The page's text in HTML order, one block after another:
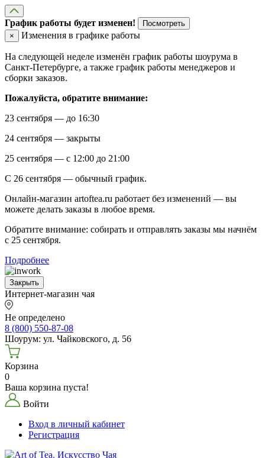
График работы будет изменен!
Посмотреть
×
Изменения в графике работы
На следующей неделе изменён график работы шоурума в
Санкт-Петербурге, а также график работы менеджеров и
сборки заказов.
Пожалуйста, обратите внимание:
23 сентября — до 16:30
24 сентября — закрыты
25 сентября — с 12:00 до 21:00
С 26 сентября — обычный график.
Онлайн-магазин artoftea.ru работает без изменений — вы
можете делать заказы в любое время.
Обратите внимание: собирать и отправлять заказы мы начнём
с 25 сентября.
Подробнее
Закрыть
Интернет-магазин чая
Не определено
8 (800) 550-87-08
Шоурум: ул. Чайковского, д. 56
Корзина
0
Ваша корзина пуста!
Войти
Вход в личный кабинет
Регистрация